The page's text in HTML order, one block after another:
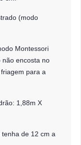
(modo
Montessori
não encosta no
para a
1,88m X
de 12 cm a